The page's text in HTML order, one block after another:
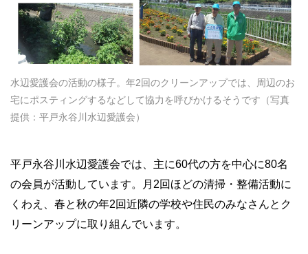
水辺愛護会の活動の様子。年2回のクリーンアップでは、周辺のお
宅にポスティングするなどして協力を呼びかけるそうです（写真
提供：平戸永谷川水辺愛護会）
平戸永谷川水辺愛護会では、主に60代の方を中心に80名
の会員が活動しています。月2回ほどの清掃・整備活動に
くわえ、春と秋の年2回近隣の学校や住民のみなさんとク
リーンアップに取り組んでいます。